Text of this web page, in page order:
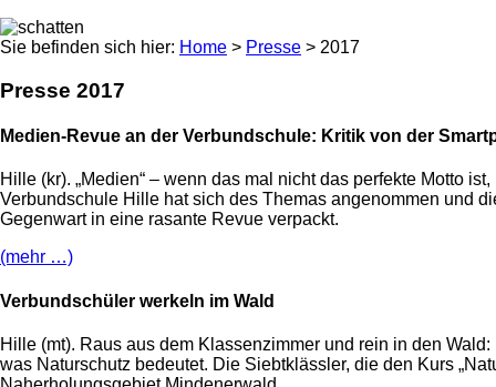
Sie befinden sich hier: Home > Presse > 2017
Presse 2017
Medien-Revue an der Verbundschule: Kritik von der
Hille (kr). „Medien“ – wenn das mal nicht das perfekte Motto
Verbundschule Hille hat sich des Themas angenommen und
Gegenwart in eine rasante Revue verpackt.
(mehr …)
Verbundschüler werkeln im Wald
Hille (mt). Raus aus dem Klassenzimmer und rein in den
was Naturschutz bedeutet. Die Siebtklässler, die den Kurs